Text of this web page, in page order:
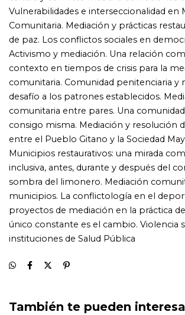
proyectos de mediación en la práctica deportiva.
único constante es el cambio. Violencia
instituciones de Salud Pública
También te pueden